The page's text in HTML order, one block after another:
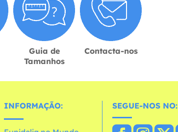
Guia de
Tamanhos
Contacta-nos
INFORMAÇÃO: SEGUE-NOS NO: